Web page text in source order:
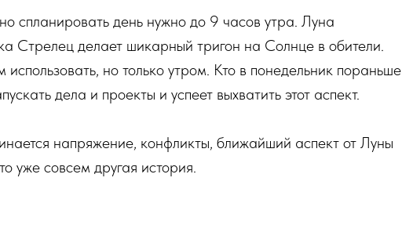
спланировать день нужно до 9 часов утра. Луна
Стрелец делает шикарный тригон на Солнце в обители.
но только утром. Кто в понедельник пораньше
дела и проекты и успеет выхватить этот аспект.
напряжение, конфликты, ближайший аспект от Луны
уже совсем другая история.